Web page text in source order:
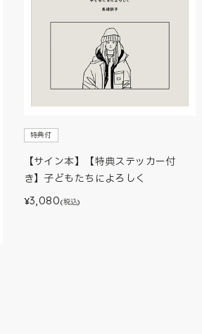
特典付
【サイン本】【特典ステッカー付
き】子どもたちによろしく
¥3,080(税込)